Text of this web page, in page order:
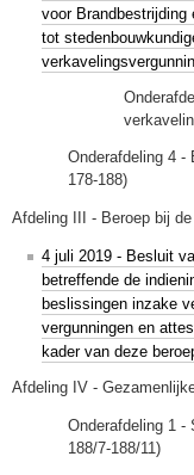
voor Brandbestrijding
tot
Onderafdeling 4 -
178-188)
Afdeling III - Beroep bij
4 juli 2019 - Besluit
betreffende de
beslissingen inzake
vergunningen en
kader van deze
Afdeling IV -
Onderafdeling 1 -
188/7-188/11)